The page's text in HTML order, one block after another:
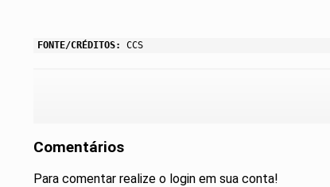
FONTE/CRÉDITOS: CCS
Comentários
Para comentar realize o login em sua conta!